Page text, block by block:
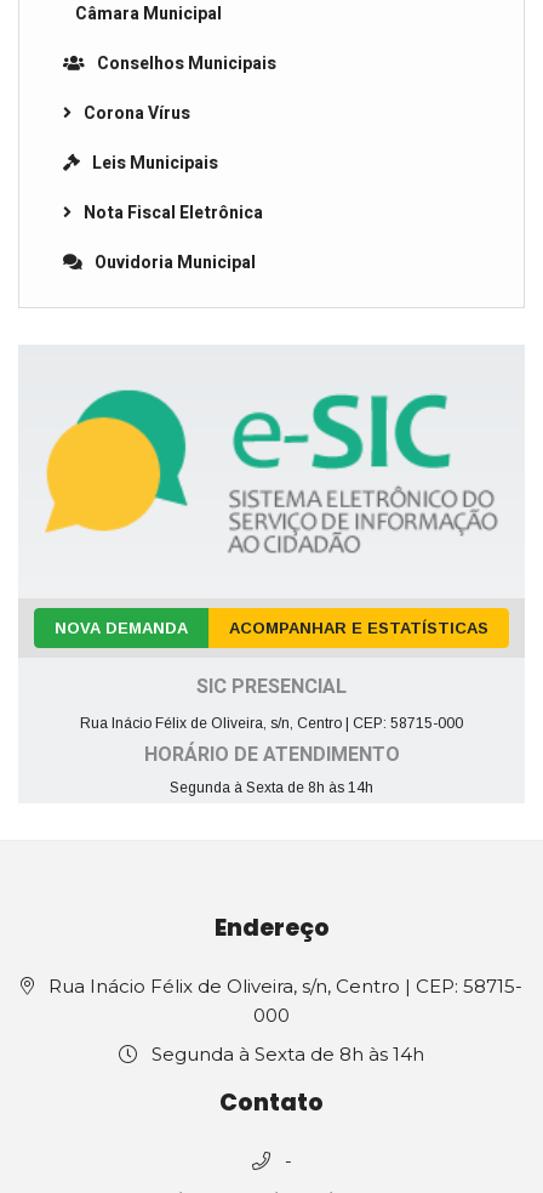
Câmara Municipal
Conselhos Municipais
Corona Vírus
Leis Municipais
Nota Fiscal Eletrônica
Ouvidoria Municipal
NOVA DEMANDA ACOMPANHAR E ESTATÍSTICAS
SIC PRESENCIAL
Rua Inácio Félix de Oliveira, s/n, Centro | CEP: 58715-000
HORÁRIO DE ATENDIMENTO
Segunda à Sexta de 8h às 14h
Endereço
Rua Inácio Félix de Oliveira, s/n, Centro | CEP: 58715-
000
Segunda à Sexta de 8h às 14h
Contato
-